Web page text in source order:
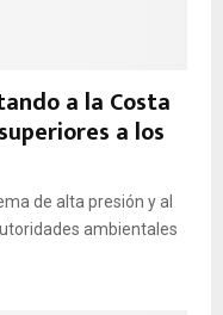
a la Costa
a los
de alta presión y al
ambientales